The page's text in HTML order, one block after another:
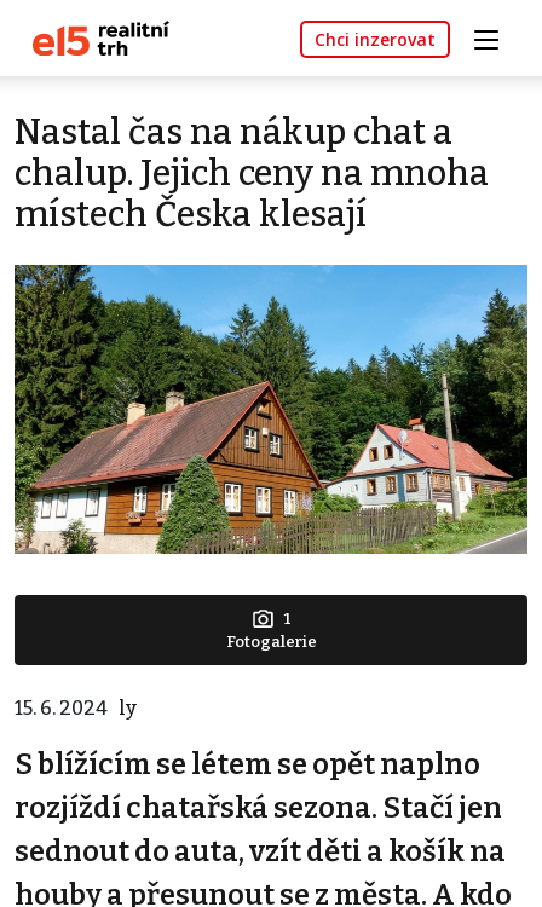
Chci inzerovat
Nastal čas na nákup chat a
chalup. Jejich ceny na mnoha
místech Česka klesají
1
Fotogalerie
15. 6. 2024 ly
S blížícím se létem se opět naplno
rozjíždí chatařská sezona. Stačí jen
sednout do auta, vzít děti a košík na
houby a přesunout se z města. A kdo